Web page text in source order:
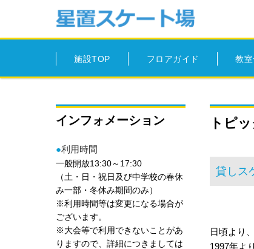
施設TOP フロアガイド 教
インフォメーション
●利用時間
一般開放13:30～17:30
（土・日・祝日及び中学校の春休
み一部・冬休み期間のみ）
※利用時間等は変更になる場合が
ございます。
※大会等で利用できないことがあ
りますので、詳細につきましては
トピ
貸しス
日頃より
1997年よ